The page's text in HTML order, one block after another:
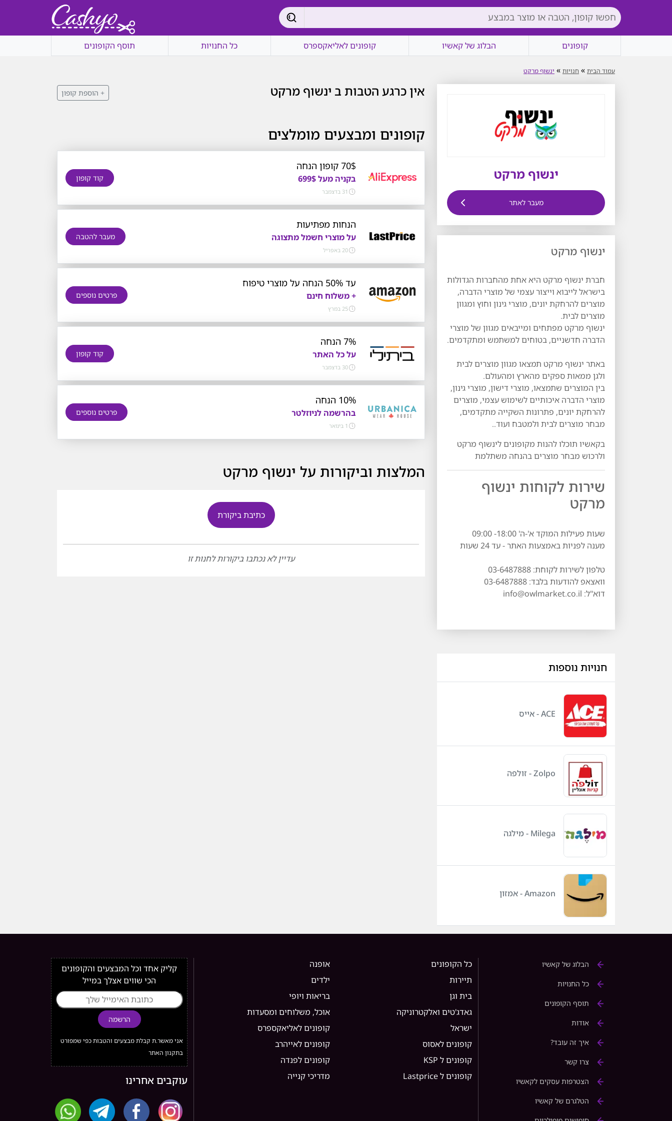
קופונים הבלוג של קאשיו קופונים לאליאקספרס כל החנויות תוסף הקופונים
עמוד הבית » חנויות » ינשוף מרקט
ינשוף מרקט
מעבר לאתר
ינשוף מרקט
חברת ינשוף מרקט היא אחת מהחברות הגדולות
בישראל לייבוא וייצור עצמי של מוצרי הדברה,
מוצרים להרחקת יונים, מוצרי גינון וחוץ ומגוון
מוצרים לבית.
ינשוף מרקט מפתחים ומייבאים מגוון של מוצרי
הדברה חדשניים, בטוחים למשתמש ומתקדמים.
באתר ינשוף מרקט תמצאו מגוון מוצרים לבית
ולגן ממאות ספקים מהארץ ומהעולם.
בין המוצרים שתמצאו, מוצרי דישון, מוצרי גינון,
מוצרי הדברה איכותיים לשימוש עצמי, מוצרים
להרחקת יונים, פתרונות השקייה מתקדמים,
מבחר מוצרים לבית ולמטבח ועוד..
בקאשיו תוכלו להנות מקופונים לינשוף מרקט
ולרכוש מבחר מוצרים בהנחה משתלמת
שירות לקוחות ינשוף
מרקט
שעות פעילות המוקד א'-ה' 18:00- 09:00
מענה לפניות באמצעות האתר - עד 24 שעות
טלפון לשירות לקוחת: 03-6487888
וואצאפ להודעות בלבד: 03-6487888
דוא"ל: info@owlmarket.co.il
חנויות נוספות
ACE - אייס
Zolpo - זולפה
Milega - מילגה
Amazon - אמזון
אין כרגע הטבות ב ינשוף מרקט + הוספת קופון
קופונים ומבצעים מומלצים
70$ קופון הנחה
בקניה מעל 699$
31 בדצמבר
קוד קופון
הנחות מפתיעות
על מוצרי חשמל מתצוגה
20 באפריל
מעבר להטבה
עד 50% הנחה על מוצרי טיפוח
+ משלוח חינם
25 במרץ
פרטים נוספים
7% הנחה
על כל האתר
30 בדצמבר
קוד קופון
10% הנחה
בהרשמה לניוזלטר
1 בינואר
פרטים נוספים
המלצות וביקורות על ינשוף מרקט
כתיבת ביקורת
עדיין לא נכתבו ביקורות לחנות זו
הבלוג של קאשיו
כל החנויות
תוסף הקופונים
אודות
איך זה עובד?
צרו קשר
הצטרפות עסקים לקאשיו
הטלגרם של קאשיו
כל הקופונים
אופנה
תיירות
ילדים
בית וגן
בריאות ויופי
גאדג'טים ואלקטרוניקה
אוכל, משלוחים ומסעדות
ישראל
קופונים לאליאקספרס
קופונים לאסוס
קופונים לאייהרב
קופונים ל KSP
קופונים לפנדה
קופונים ל Lastprice
מדריכי קנייה
קליק אחד וכל המבצעים והקופונים
הכי שווים אצלך במייל
הרשמה
אני מאשר.ת קבלת מבצעים והטבות כפי שמפורט
בתקנון האתר
עוקבים אחרינו